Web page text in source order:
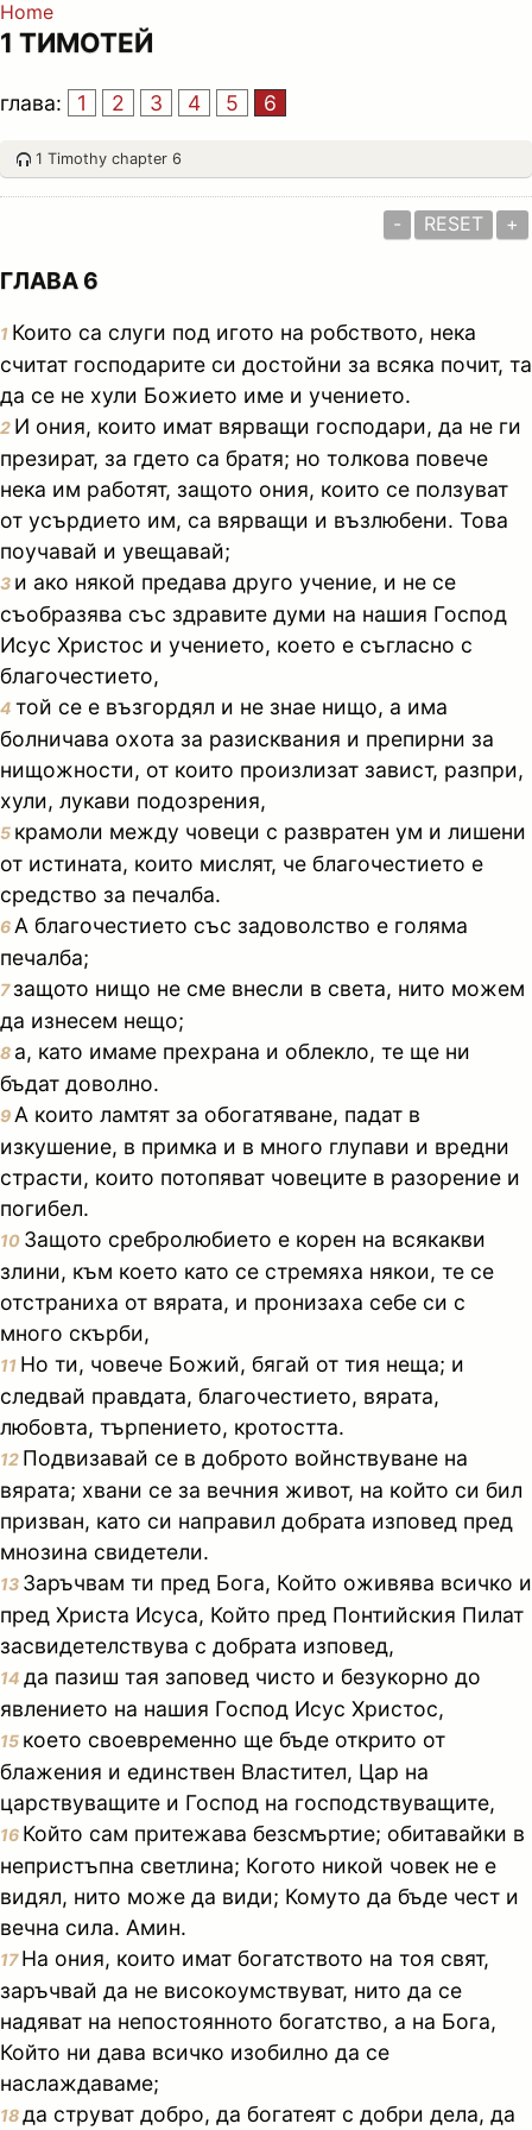
Home
1 ТИМОТЕЙ
глава: 1 2 3 4 5 6
1 Timothy chapter 6
- RESET +
ГЛАВА 6
1 Които са слуги под игото на робството, нека
считат господарите си достойни за всяка почит, та
да се не хули Божието име и учението.
2 И ония, които имат вярващи господари, да не ги
презират, за гдето са братя; но толкова повече
нека им работят, защото ония, които се ползуват
от усърдието им, са вярващи и възлюбени. Това
поучавай и увещавай;
3 и ако някой предава друго учение, и не се
съобразява със здравите думи на нашия Господ
Исус Христос и учението, което е съгласно с
благочестието,
4 той се е възгордял и не знае нищо, а има
болничава охота за разисквания и препирни за
нищожности, от които произлизат завист, разпри,
хули, лукави подозрения,
5 крамоли между човеци с развратен ум и лишени
от истината, които мислят, че благочестието е
средство за печалба.
6 А благочестието със задоволство е голяма
печалба;
7защото нищо не сме внесли в света, нито можем
да изнесем нещо;
8 а, като имаме прехрана и облекло, те ще ни
бъдат доволно.
9 А които ламтят за обогатяване, падат в
изкушение, в примка и в много глупави и вредни
страсти, които потопяват човеците в разорение и
погибел.
10 Защото сребролюбието е корен на всякакви
злини, към което като се стремяха някои, те се
отстраниха от вярата, и пронизаха себе си с
много скърби,
11 Но ти, човече Божий, бягай от тия неща; и
следвай правдата, благочестието, вярата,
любовта, търпението, кротостта.
12 Подвизавай се в доброто войнствуване на
вярата; хвани се за вечния живот, на който си бил
призван, като си направил добрата изповед пред
мнозина свидетели.
13 Заръчвам ти пред Бога, Който оживява всичко и
пред Христа Исуса, Който пред Понтийския Пилат
засвидетелствува с добрата изповед,
14 да пазиш тая заповед чисто и безукорно до
явлението на нашия Господ Исус Христос,
15 което своевременно ще бъде открито от
блажения и единствен Властител, Цар на
царствуващите и Господ на господствуващите,
16 Който сам притежава безсмъртие; обитавайки в
непристъпна светлина; Когото никой човек не е
видял, нито може да види; Комуто да бъде чест и
вечна сила. Амин.
17На ония, които имат богатството на тоя свят,
заръчвай да не високоумствуват, нито да се
надяват на непостоянното богатство, а на Бога,
Който ни дава всичко изобилно да се
наслаждаваме;
18да струват добро, да богатеят с добри дела, да